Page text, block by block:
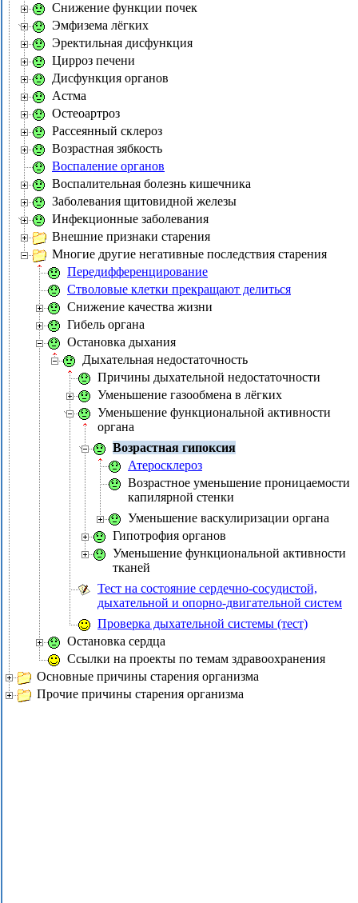
Снижение функции почек
Эмфизема лёгких
Эректильная дисфункция
Цирроз печени
Дисфункция органов
Астма
Остеоартроз
Рассеянный склероз
Возрастная зябкость
Воспаление органов
Воспалительная болезнь кишечника
Заболевания щитовидной железы
Инфекционные заболевания
Внешние признаки старения
Многие другие негативные последствия старения
Передифференцирование
Стволовые клетки прекращают делиться
Снижение качества жизни
Гибель органа
Остановка дыхания
Дыхательная недостаточность
Причины дыхательной недостаточности
Уменьшение газообмена в лёгких
Уменьшение функциональной активности
органа
Возрастная гипоксия
Атеросклероз
Возрастное уменьшение проницаемости
капилярной стенки
Уменьшение васкулиризации органа
Гипотрофия органов
Уменьшение функциональной активности
тканей
Тест на состояние сердечно-сосудистой,
дыхательной и опорно-двигательной систем
Проверка дыхательной системы (тест)
Остановка сердца
Ссылки на проекты по темам здравоохранения
Основные причины старения организма
Прочие причины старения организма